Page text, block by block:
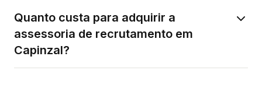
Quanto custa para adquirir a
assessoria de recrutamento em
Capinzal?